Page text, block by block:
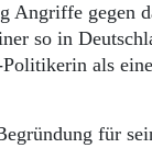
Angriffe gegen
so in
als
für